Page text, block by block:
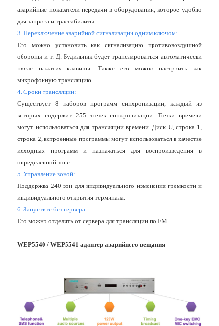
аварийные показатели передачи в оборудовании, которое удобно
для запроса и трасеабилиты.
3. Переключение аварийной сигнализации одним ключом:
Его можно установить как сигнализацию противовоздушной
обороны и т. Д. Будильник будет транслироваться автоматически
после нажатия клавиши. Также его можно настроить как
микрофонную трансляцию.
4. Сроки трансляции:
Существует 8 наборов программ синхронизации, каждый из
которых содержит 255 точек синхронизации. Точки времени
могут использоваться для трансляции времени. Диск U, строка 1,
строка 2, встроенные программы могут использоваться в качестве
исходных программ и назначаться для воспроизведения в
определенной зоне.
5. Управление зоной:
Поддержка 240 зон для индивидуального изменения громкости и
индивидуального открытия терминала.
6. Запустите без сервера:
Его можно отделить от сервера для трансляции по FM.
WEP5540 / WEP5541 адаптер аварийного вещания